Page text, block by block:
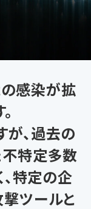
感染が拡
、過去の
特定多数
特定の企
ツールと